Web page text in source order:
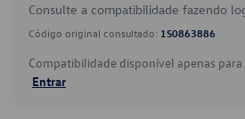
Consulte a compatibilidade fazendo
Código original consultado: 1S0863886
Compatibilidade disponível apenas
Entrar